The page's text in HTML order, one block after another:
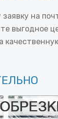
на
выгодное